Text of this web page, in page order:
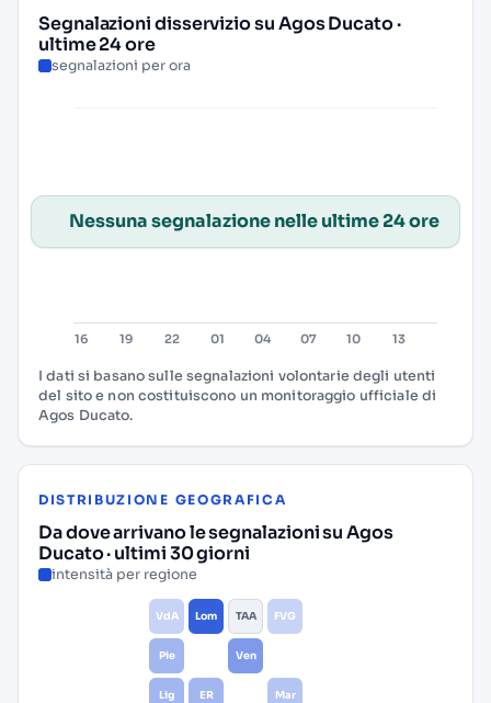
Segnalazioni disservizio su Agos Ducato ·
ultime 24 ore
segnalazioni per ora
Nessuna segnalazione nelle ultime 24 ore
I dati si basano sulle segnalazioni volontarie degli utenti
del sito e non costituiscono un monitoraggio ufficiale di
Agos Ducato.
DISTRIBUZIONE GEOGRAFICA
Da dove arrivano le segnalazioni su Agos
Ducato · ultimi 30 giorni
intensità per regione
VdA
Pie
Lig
Lom TAA
Ven
FVG
ER Mar